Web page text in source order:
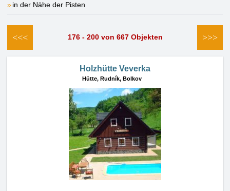
in der Nähe der Pisten
<<< 176 - 200 von 667 Objekten >>>
Holzhütte Veverka
Hütte, Rudník, Bolkov